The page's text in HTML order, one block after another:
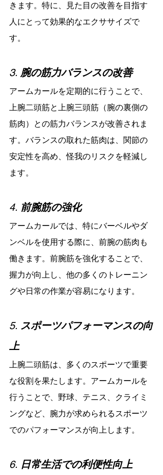
きます。特に、見た目の改善を目指す
人にとって効果的なエクササイズで
す。
3. 腕の筋力バランスの改善
アームカールを定期的に行うことで、
上腕二頭筋と上腕三頭筋（腕の裏側の
筋肉）との筋力バランスが改善されま
す。バランスの取れた筋肉は、関節の
安定性を高め、怪我のリスクを軽減し
ます。
4. 前腕筋の強化
アームカールでは、特にバーベルやダ
ンベルを使用する際に、前腕の筋肉も
働きます。前腕筋を強化することで、
握力が向上し、他の多くのトレーニン
グや日常の作業が容易になります。
5. スポーツパフォーマンスの向
上
上腕二頭筋は、多くのスポーツで重要
な役割を果たします。アームカールを
行うことで、野球、テニス、クライミ
ングなど、腕力が求められるスポーツ
でのパフォーマンスが向上します。
6. 日常生活での利便性向上